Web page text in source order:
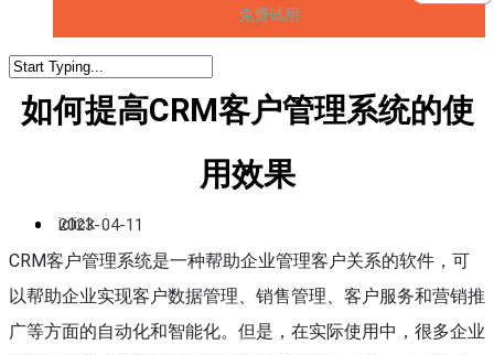
免费试用
如何提高CRM客户管理系统的使
用效果
iclick
2023-04-11
CRM客户管理系统是一种帮助企业管理客户关系的软件，可
以帮助企业实现客户数据管理、销售管理、客户服务和营销推
广等方面的自动化和智能化。但是，在实际使用中，很多企业